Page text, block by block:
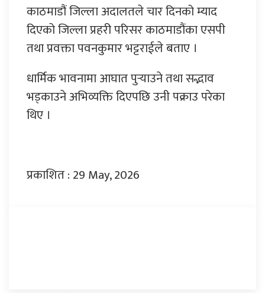
काठमाडौं जिल्ला अदालतले चार दिनको म्याद
दिएको जिल्ला प्रहरी परिसर काठमाडौंका एसपी
तथा प्रवक्ता पवनकुमार भट्टराईले बताए ।
धार्मिक भावनामा आघात पु‍र्‍याउने तथा सद्भाव
भड्काउने अभिव्यक्ति दिएपछि उनी पक्राउ परेका
थिए ।
प्रकाशित : 29 May, 2026